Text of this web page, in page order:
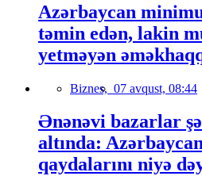
Azərbaycan
təmin edən, lakin
yetməyən
Biznes, 07 avqust, 08:44
Ənənəvi bazarlar
altında:
qaydalarını niyə